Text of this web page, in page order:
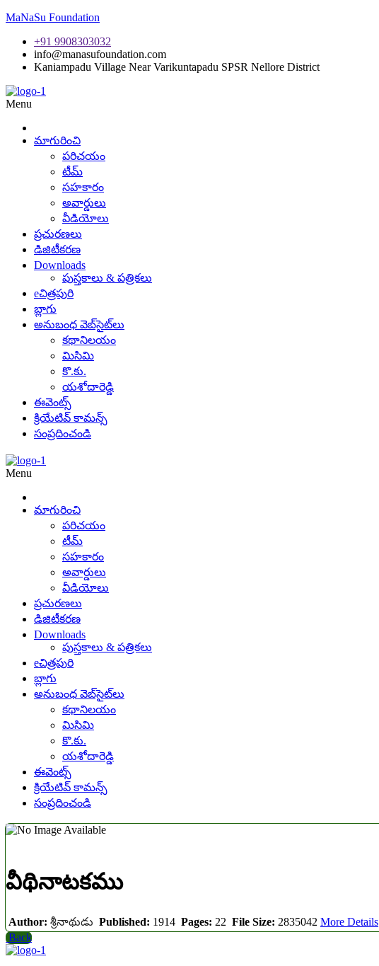
MaNaSu Foundation
+91 9908303032
info@manasufoundation.com
Kaniampadu Village Near Varikuntapadu SPSR Nellore District
Menu
మాగురించి
పరిచయం
టీమ్
సహకారం
అవార్డులు
వీడియోలు
ప్రచురణలు
డిజిటీకరణ
Downloads
పుస్తకాలు & పత్రికలు
eచిత్రపురి
బ్లాగు
అనుబంధ వెబ్‌సైట్‌లు
కథానిలయం
మిసిమి
కొ.కు.
యశోదారెడ్డి
ఈవెంట్స్
క్రియేటివ్ కామన్స్
సంప్రదించండి
Menu
మాగురించి
పరిచయం
టీమ్
సహకారం
అవార్డులు
వీడియోలు
ప్రచురణలు
డిజిటీకరణ
Downloads
పుస్తకాలు & పత్రికలు
eచిత్రపురి
బ్లాగు
అనుబంధ వెబ్‌సైట్‌లు
కథానిలయం
మిసిమి
కొ.కు.
యశోదారెడ్డి
ఈవెంట్స్
క్రియేటివ్ కామన్స్
సంప్రదించండి
వీథినాటకము
Author: శ్రీనాథుడు Published: 1914 Pages: 22 File Size: 2835042 More Details
Back